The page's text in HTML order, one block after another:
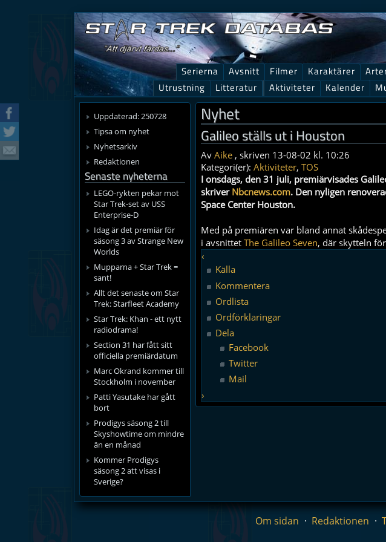
Uppdaterad: 250728
Tipsa om nyhet
Nyhetsarkiv
Redaktionen
Senaste nyheterna
LEGO-rykten pekar mot
Star Trek-set av USS
Enterprise-D
Idag är det premiär för
säsong 3 av Strange New
Worlds
Mupparna + Star Trek =
sant!
Allt det senaste om Star
Trek: Starfleet Academy
Star Trek: Khan - ett nytt
radiodrama!
Section 31 har fått sitt
officiella premiärdatum
Marc Okrand kommer till
Stockholm i november
Patti Yasutake har gått
bort
Prodigys säsong 2 till
Skyshowtime om mindre
än en månad
Kommer Prodigys
säsong 2 att visas i
Sverige?
Nyhet
Galileo ställs ut i Houston
Av Aike , skriven 13-08-02 kl. 10:26
Kategori(er): Aktiviteter, TOS
I onsdags, den 31 juli, premiärvisades
skriver Nbcnews.com. Den nyligen
Space Center Houston.
Med på premiären var bland annat
i avsnittet The Galileo Seven, där skytteln
‹
Källa
Kommentera
Ordlista
Ordförklaringar
Dela
Facebook
Twitter
Mail
›
Serierna Avsnitt Filmer Karaktärer
Utrustning
Litteratur Aktiviteter Kalender
Om sidan Redaktionen